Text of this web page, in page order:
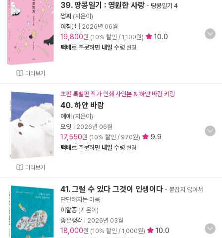
미리보기
39. 땅콩일기 : 영원한 사랑 - 땅콩일기 4
쩡찌 (지은이)
아침달
2026년 06월
19,800원 (10% 할인 / 1,100원) 10.0
택배로 주문하면 내일 수령 변경
미리보기
초판 특별판 작가 인쇄 사인본 & 하얀 바람 키링
40. 하얀 바람
예예 (지은이)
오잇
2026년 06월
17,550원 (10% 할인 / 970원) 9.9
택배로 주문하면 내일 수령 변경
41. 그럴 수 있다 그것이 인생이다 - 붙잡지 않아서
단단해지는 마음
이왈종 (지은이)
좋은생각
2026년 03월
18,000원 (10% 할인 / 1,000원) 10.0